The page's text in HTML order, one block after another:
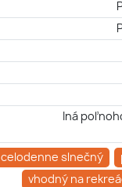
Iná
celodenne slnečný
vhodný na